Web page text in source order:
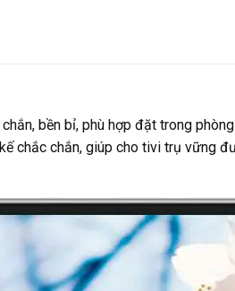
bền bỉ, phù hợp đặt trong
chắc chắn, giúp cho tivi trụ vững